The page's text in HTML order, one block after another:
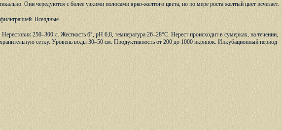
Они чередуются с более узкими полосами ярко-желтого цвета, но по мере роста желтый цвет исчезает.
Всеядные.
250–300 л. Жесткость 6°, рН 6,8, температура 26–28°С. Нерест происходит в сумерках, на течении,
сетку. Уровень воды 30–50 см. Продуктивность от 200 до 1000 икринок. Инкубационный период